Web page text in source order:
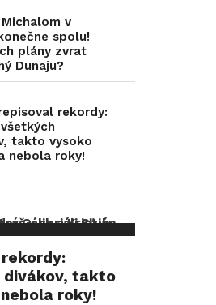
v
spolu!
plány zvrat
Dunaju?
rekordy:
takto vysoko
nebola roky!
divákov, takto
roky!